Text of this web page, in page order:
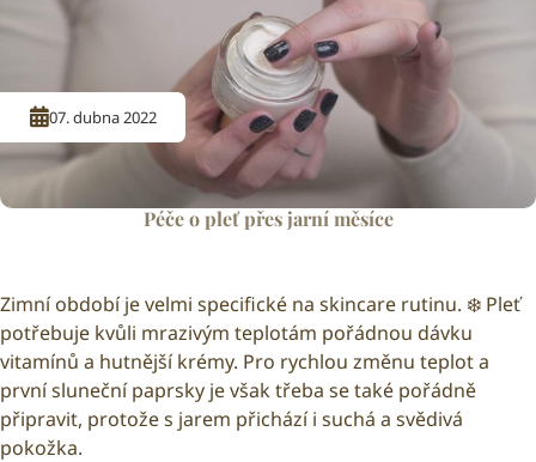
07. dubna 2022
Péče o pleť přes jarní měsíce
Zimní období je velmi specifické na skincare rutinu. ❄️ Pleť
potřebuje kvůli mrazivým teplotám pořádnou dávku
vitamínů a hutnější krémy. Pro rychlou změnu teplot a
první sluneční paprsky je však třeba se také pořádně
připravit, protože s jarem přichází i suchá a svědivá
pokožka.